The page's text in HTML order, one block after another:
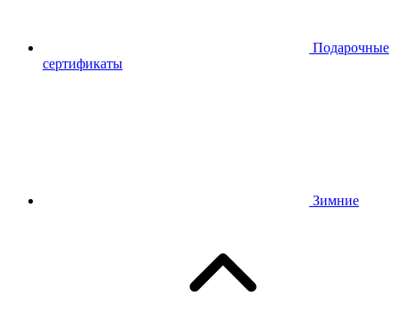
Подарочные
сертификаты
Зимние